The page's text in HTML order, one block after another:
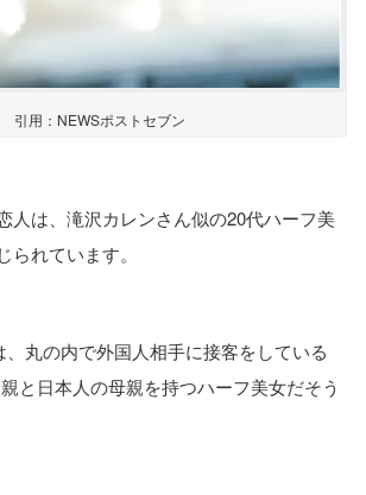
引用：NEWSポストセブン
人は、滝沢カレンさん似の20代ハーフ美
れています。
丸の内で外国人相手に接客をしている
と日本人の母親を持つハーフ美女だそう